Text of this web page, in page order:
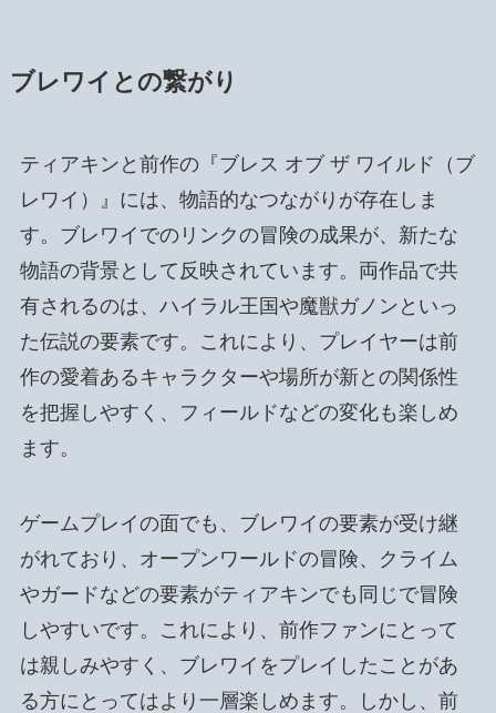
ブレワイとの繋がり
ティアキンと前作の『ブレス オブ ザ ワイルド（ブ
レワイ）』には、物語的なつながりが存在しま
す。ブレワイでのリンクの冒険の成果が、新たな
物語の背景として反映されています。両作品で共
有されるのは、ハイラル王国や魔獣ガノンといっ
た伝説の要素です。これにより、プレイヤーは前
作の愛着あるキャラクターや場所が新との関係性
を把握しやすく、フィールドなどの変化も楽しめ
ます。
ゲームプレイの面でも、ブレワイの要素が受け継
がれており、オープンワールドの冒険、クライム
やガードなどの要素がティアキンでも同じで冒険
しやすいです。これにより、前作ファンにとって
は親しみやすく、ブレワイをプレイしたことがあ
る方にとってはより一層楽しめます。しかし、前